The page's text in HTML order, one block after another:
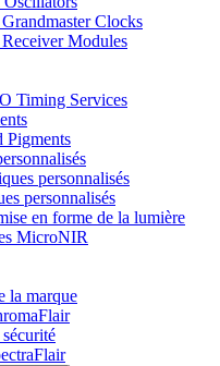
Clocks
Modules
Timing Services
Pigments
personnalisés
personnalisés
en forme de la lumière
MicroNIR
la marque